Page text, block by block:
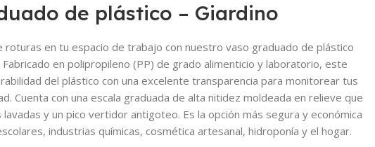
de plástico – Giardino
roturas en tu espacio de trabajo con nuestro vaso graduado de plástico
en polipropileno (PP) de grado alimenticio y laboratorio, este
del plástico con una excelente transparencia para monitorear tus
Cuenta con una escala graduada de alta nitidez moldeada en relieve que
y un pico vertidor antigoteo. Es la opción más segura y económica
industrias químicas, cosmética artesanal, hidroponía y el hogar.